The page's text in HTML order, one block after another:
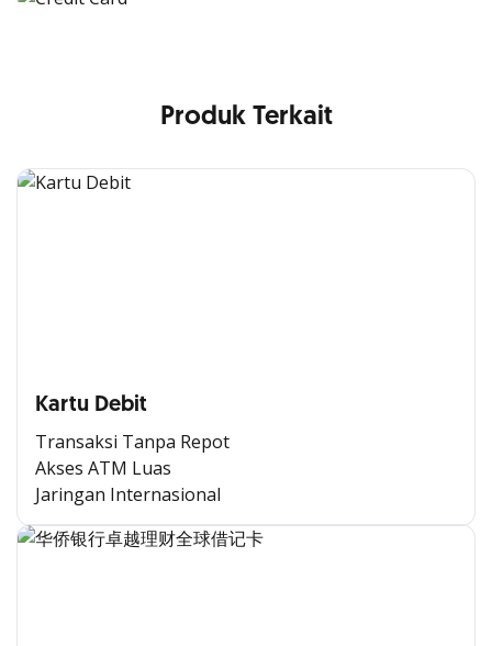
Produk Terkait
Kartu Debit
Transaksi Tanpa Repot
Akses ATM Luas
Jaringan Internasional